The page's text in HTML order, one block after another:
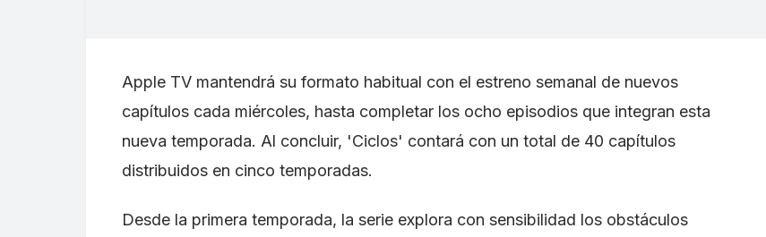
Apple TV mantendrá su formato habitual con el estreno semanal de nuevos
capítulos cada miércoles, hasta completar los ocho episodios que integran esta
nueva temporada. Al concluir, 'Ciclos' contará con un total de 40 capítulos
distribuidos en cinco temporadas.
Desde la primera temporada, la serie explora con sensibilidad los obstáculos